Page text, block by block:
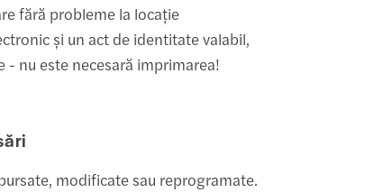
fără probleme la locație
și un act de identitate valabil,
- nu este necesară imprimarea!
modificate sau reprogramate.